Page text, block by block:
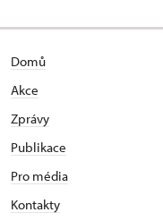
Domů
Akce
Zprávy
Publikace
Pro média
Kontakty